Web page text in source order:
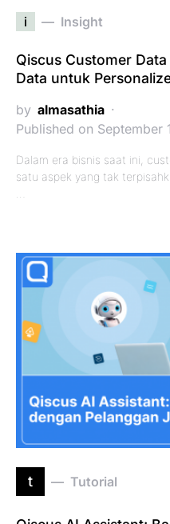
i Insight
Qiscus Customer
Data untuk
by almasathia
Published on September
Dalam era bisnis saat ini,
satu aspek yang tak
t Tutorial